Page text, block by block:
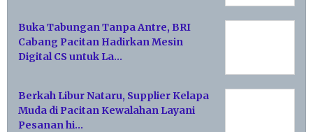
Buka Tabungan Tanpa Antre, BRI
Cabang Pacitan Hadirkan Mesin
Digital CS untuk La…
Berkah Libur Nataru, Supplier Kelapa
Muda di Pacitan Kewalahan Layani
Pesanan hi…